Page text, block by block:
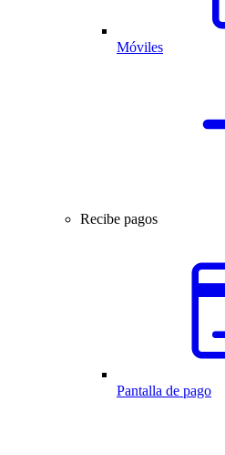
Móviles
Recibe pagos
Pantalla de pago